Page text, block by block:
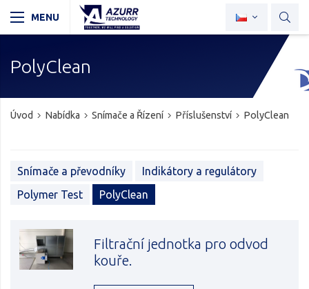
PolyClean
Úvod Nabídka Snímače a Řízení Příslušenství PolyClean
Snímače a převodníky
Indikátory a regulátory
Polymer Test
PolyClean
Filtrační jednotka pro odvod
kouře.